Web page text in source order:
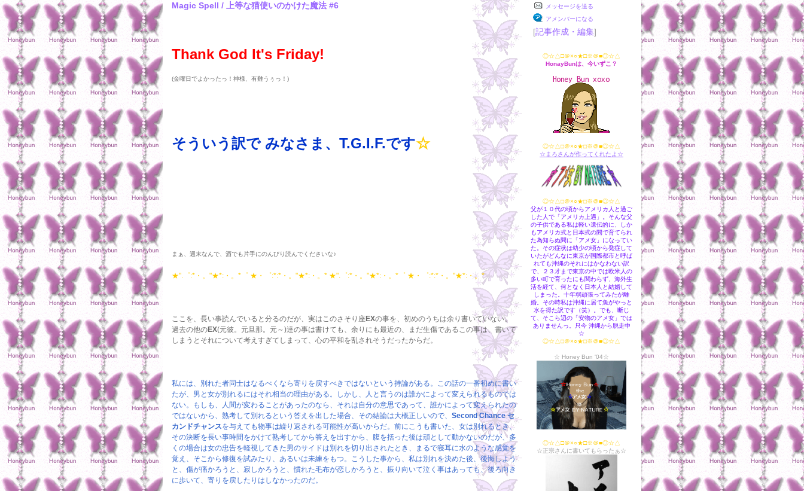
メッセージを送る
アメンバーになる
[記事作成・編集]
◎☆△□＠×○★□※＠■◎☆△
HonayBunは、今いずこ？
◎☆△□＠×○★□※＠■◎☆△
☆まろさんが作ってくれたよ☆
◎☆△□＠×○★□※＠■◎☆△
父が１０代の頃からアメリカ人と過ご
した人で「アメリカ上遇」。そんな父
の子供である私は軽い遺伝的に、しか
もアメリカ式と日本式の間で育てられ
た為知らぬ間に「アメ女」になってい
た。その症状は幼少の頃から発症して
いたがどんなに東京が国際都市と呼ば
れても沖縄のそれにはかなわない訳
で、２３才まで東京の中では欧米人の
多い町で育ったにも関わらず、海外生
活を経て、何となく日本人と結婚して
しまった。十年弱頑張ってみたが離
婚。その時私は沖縄に居て魚がやっと
水を得た訳です（笑）。でも、断じ
て、そこら辺の「安物のアメ女」では
ありませんっ。只今 沖縄から脱走中
☆
◎☆△□＠×○★□※＠■◎☆△
☆ Honey Bun '04☆
◎☆△□＠×○★□※＠■◎☆△
☆正宗さんに書いてもらったぁ☆
Magic Spell / 上等な猫使いのかけた魔法 #6
Thank God It's Friday!
(金曜日でよかったっ！神様、有難うぅっ！)
そういう訳で みなさま、 T.G.I.F.です☆
まぁ、週末なんで、酒でも片手にのんびり読んでくださいな♪
★".゜:*・。"★*:・。*゜ ★・゜:*:*・。"★*:・。* ★".゜:*・。"★*:・。*゜ ★・゜:*:*・。"★*:・。*
ここを、長い事読んでいると分るのだが、実はこのさそり座EXの事を、初めのうちは余り書いていない。
過去の他のEX(元彼。元旦那。元～)達の事は書けても、余りにも最近の、まだ生傷であるこの事は、書いて
しまうとそれについて考えすぎてしまって、心の平和を乱されそうだったからだ。
私には、別れた者同士はなるべくなら寄りを戻すべきではないという持論がある。この話の一番初めに書い
たが、男と女が別れるにはそれ相当の理由がある。しかし、人と言うのは誰かによって変えられるものでは
ない。もしも、人間が変わることがあったのなら、それは自分の意思であって、誰かによって変えられたの
ではないから、熟考して別れるという答えを出した場合、その結論は大概正しいので、 Second Chance セ
カンドチャンスを与えても物事は繰り返される可能性が高いからだ。前にこうも書いた、女は別れるとき、
その決断を長い事時間をかけて熟考してから答えを出すから、腹を括った後は頑として動かないのだが、多
くの場合は女の忠告を軽視してきた男のサイドは別れを切り出されたとき、まるで寝耳に水のような感覚を
覚え、そこから修復を試みたり、あるいは未練をもつ。こうした事から、私は別れを決めた後、後悔しよう
と、傷が痛かろうと、寂しかろうと、慣れた毛布が恋しかろうと、振り向いて泣く事はあっても、後ろ向き
に歩いて、寄りを戻したりはしなかったのだ。